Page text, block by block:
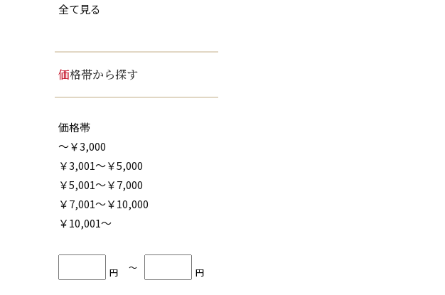
全て見る
価格帯から探す
価格帯
～￥3,000
￥3,001～￥5,000
￥5,001～￥7,000
￥7,001～￥10,000
￥10,001～
円 〜 円